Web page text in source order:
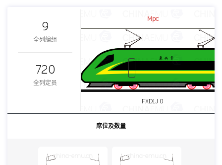
9
全列编组
720
全列定员
Mpc
FXD1J 0
席位及数量
china-emu.cn china-emu.cn